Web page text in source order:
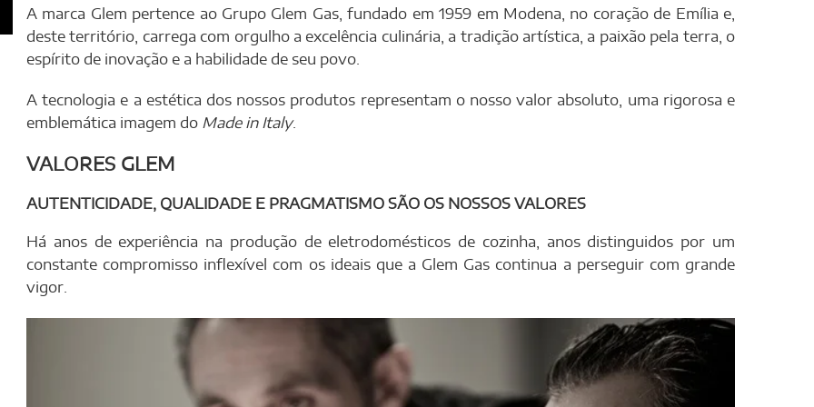
A marca Glem pertence ao Grupo Glem Gas, fundado em 1959 em Modena, no coração de Emília e,
deste território, carrega com orgulho a excelência culinária, a tradição artística, a paixão pela terra, o
espírito de inovação e a habilidade de seu povo.
A tecnologia e a estética dos nossos produtos representam o nosso valor absoluto, uma rigorosa e
emblemática imagem do Made in Italy.
VALORES GLEM
AUTENTICIDADE, QUALIDADE E PRAGMATISMO SÃO OS NOSSOS VALORES
Há anos de experiência na produção de eletrodomésticos de cozinha, anos distinguidos por um
constante compromisso inflexível com os ideais que a Glem Gas continua a perseguir com grande
vigor.